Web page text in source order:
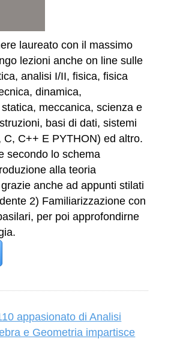
laureato con il massimo
lezioni anche on line sulle
analisi I/II, fisica, fisica
dinamica,
meccanica, scienza e
basi di dati, sistemi
C, C++ E PYTHON) ed altro.
secondo lo schema
alla teoria
anche ad appunti stilati
2) Familiarizzazione con
per poi approfondirne
appasionato di Analisi
e Geometria impartisce